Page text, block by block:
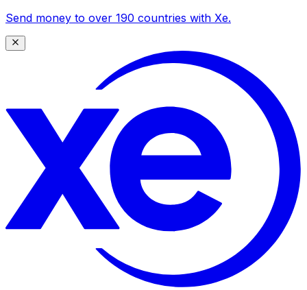
Send money to over 190 countries with Xe.